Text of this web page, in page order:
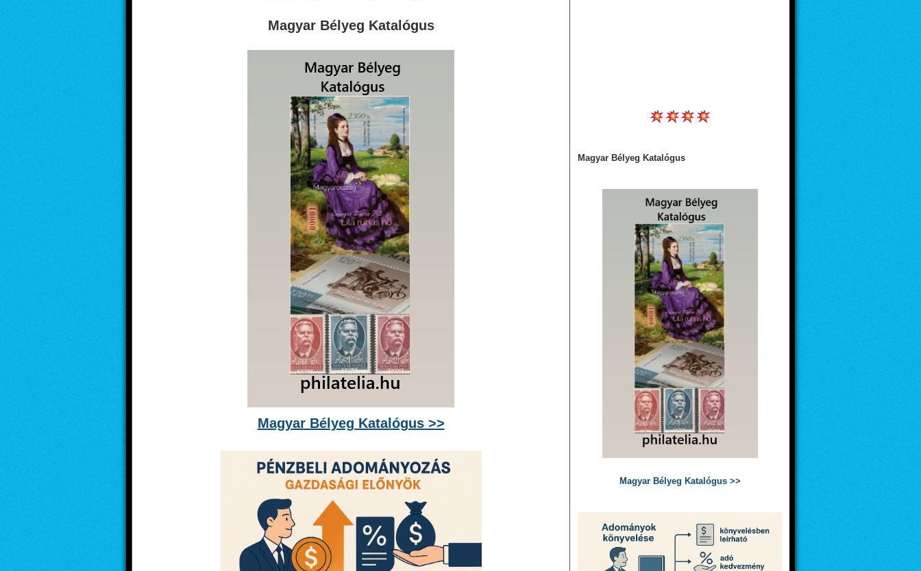
Magyar Bélyeg Katalógus
Magyar Bélyeg Katalógus >>
Magyar Bélyeg Katalógus
Magyar Bélyeg Katalógus >>